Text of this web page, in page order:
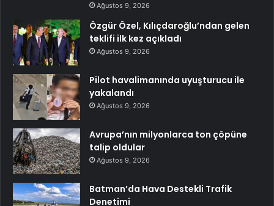
Ağustos 9, 2026
Özgür Özel, Kılıçdaroğlu’ndan gelen
teklifi ilk kez açıkladı
Ağustos 9, 2026
Pilot havalimanında uyuşturucu ile
yakalandı
Ağustos 9, 2026
Avrupa’nın milyonlarca ton çöpüne
talip oldular
Ağustos 9, 2026
Batman’da Hava Destekli Trafik
Denetimi